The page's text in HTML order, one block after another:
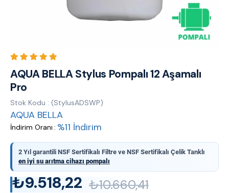
AQUA BELLA Stylus Pompalı 12 Aşamalı
Pro
Stok Kodu (StylusADSWP)
AQUA BELLA
İndirim Oranı : %11 İndirim
2 Yıl garantili NSF Sertifikalı Filtre ve NSF Sertifikalı Çelik Tanklı
en iyi su arıtma cihazı pompalı
₺10.660,41
₺9.518,22